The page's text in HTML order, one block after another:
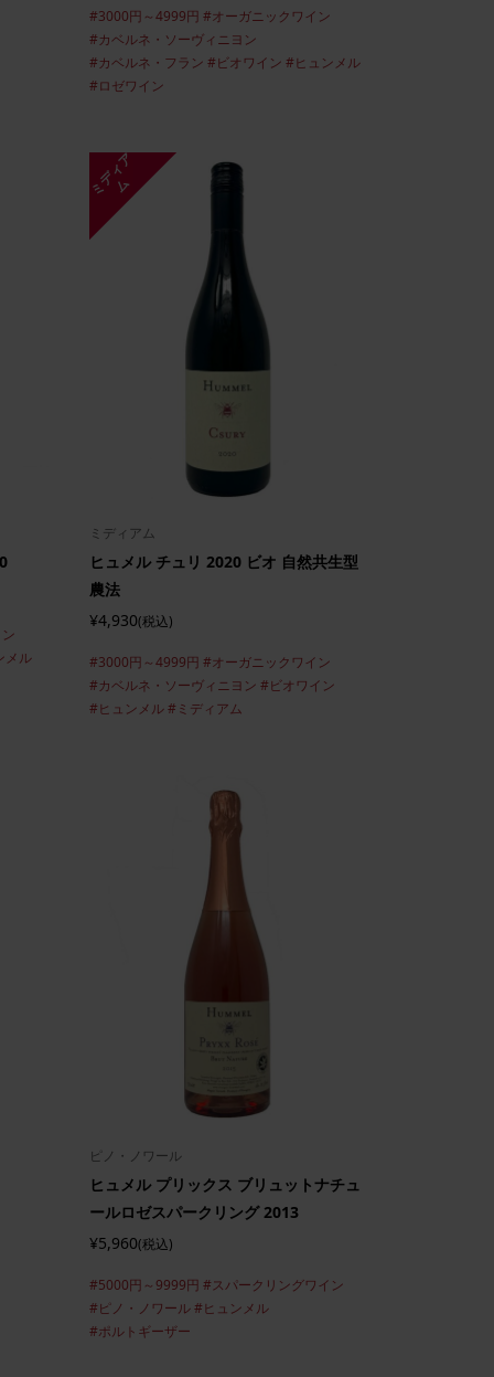
#3000円～4999円 #オーガニックワイン
#カベルネ・ソーヴィニヨン
#カベルネ・フラン #ビオワイン #ヒュンメル
#ロゼワイン
メル
ミ
デ
ィ
ア
ム
ミディアム
ヒュメル チュリ 2020 ビオ 自然共生型
農法
¥4,930(税込)
#3000円～4999円 #オーガニックワイン
#カベルネ・ソーヴィニヨン #ビオワイン
#ヒュンメル#ミディアム
ピノ・ノワール
ヒュメル プリックス ブリュットナチュ
ールロゼスパークリング 2013
¥5,960(税込)
#5000円～9999円 #スパークリングワイン
#ピノ・ノワール#ヒュンメル
#ポルトギーザー